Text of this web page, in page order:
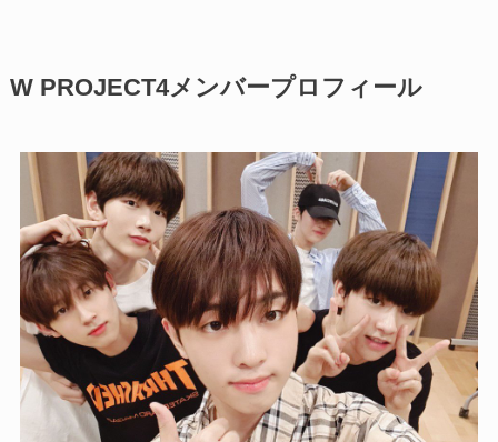
W PROJECT4メンバープロフィール